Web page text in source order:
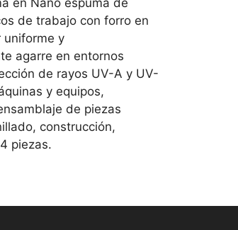
en Nano espuma de
de trabajo con forro en
uniforme y
agarre en entornos
de rayos UV-A y UV-
y equipos,
de piezas
construcción,
piezas.